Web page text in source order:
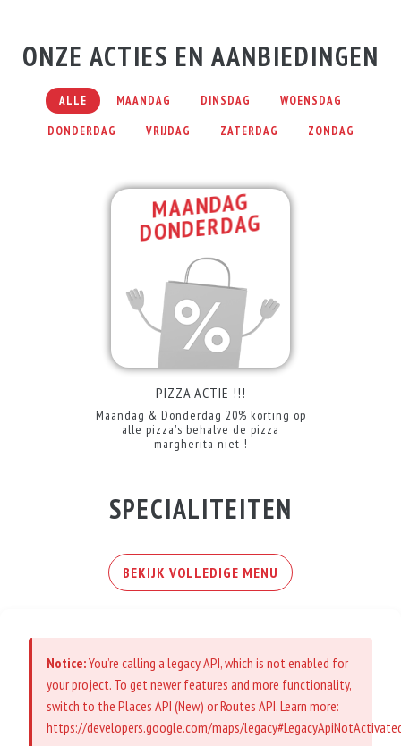
ONZE ACTIES EN AANBIEDINGEN
ALLE MAANDAG DINSDAG
WOENSDAG
DONDERDAG
VRIJDAG ZATERDAG ZONDAG
MAANDAG
DONDERDAG
PIZZA ACTIE !!!
Maandag & Donderdag 20% korting op
alle pizza's behalve de pizza
margherita niet !
SPECIALITEITEN
BEKIJK VOLLEDIGE MENU
Notice:You’re calling a legacy API, which is not enabled for
your project. To get newer features and more functionality,
switch to the Places API (New) or Routes API. Learn more:
https://developers.google.com/maps/